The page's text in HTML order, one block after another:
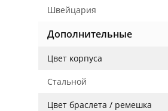
Швейцария
Дополнительные
Цвет корпуса
Стальной
Цвет браслета / ремешка